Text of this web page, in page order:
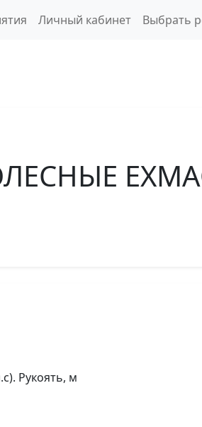
Личный кабинет Выбрать
Рукоять, м